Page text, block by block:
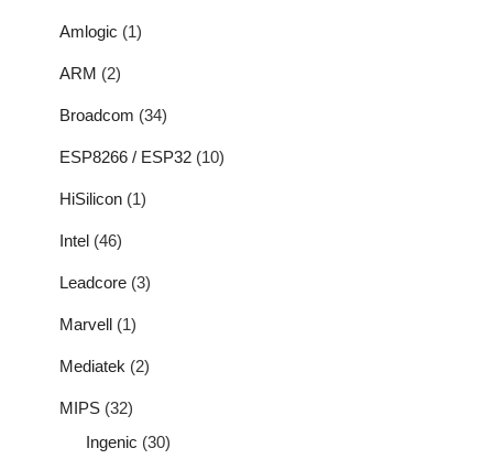
Amlogic (1)
ARM (2)
Broadcom (34)
ESP8266 / ESP32 (10)
HiSilicon (1)
Intel (46)
Leadcore (3)
Marvell (1)
Mediatek (2)
MIPS (32)
Ingenic (30)